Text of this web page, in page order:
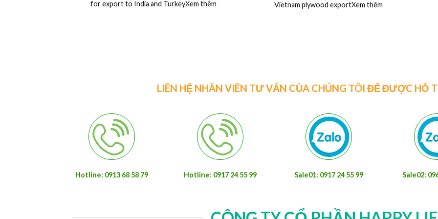
2440
Nhà Máy ván coppha phủ phim, coppha cột dầm
LIÊN HỆ NHÂN VIÊN TƯ VẤN CỦA CHÚNG TÔI ĐỂ ĐƯỢC HỖ
Hotline: 0913 68 58 79 Hotline: 0917 24 55 99 Sale01: 0917 24 55 99 Sale02: